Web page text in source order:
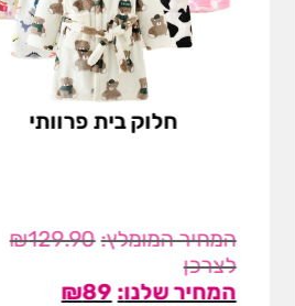
חלוק בית פרוותי
₪129.90
₪89